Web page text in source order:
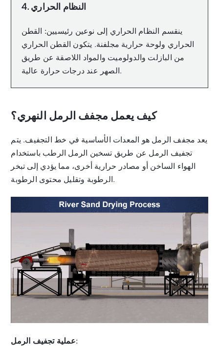
4. النظام الحراري
ينقسم النظام الحراري إلى نوعين رئيسيين: القطن
الحراري ولوحة حرارية مجلفنة. يتكون القطن الحراري
من البازلت والدولوميت والمواد اللاصقة عن طريق
الصهر عند درجات حرارة عالية.
كيف يعمل مجفف الرمل النهري؟
يعد مجفف الرمل هو المعدات الأساسية في خط التجفيف. يتم
تجفيف الرمل عن طريق تسخين الرمل الرطب باستخدام
الهواء الساخن أو مصادر حرارية أخرى، مما يؤدي إلى تبخر
الرطوبة وتقليل محتوى الرطوبة.
عملية تجفيف الرمل: